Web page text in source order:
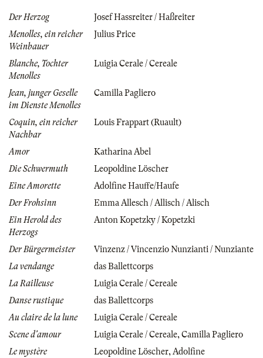
Der Herzog
Josef Hassreiter / Haßreiter
Menolles, ein reicher
Weinbauer
Julius Price
Blanche, Tochter
Menolles
Luigia Cerale / Cereale
Jean, junger Geselle
im Dienste Menolles
Camilla Pagliero
Coquin, ein reicher
Nachbar
Louis Frappart (Ruault)
Amor
Katharina Abel
Die Schwermuth
Leopoldine Löscher
Eine Amorette
Adolfine Hauffe/Haufe
Der Frohsinn
Emma Allesch / Allisch / Alisch
Ein Herold des
Herzogs
Anton Kopetzky / Kopetzki
Der Bürgermeister
Vinzenz / Vincenzio Nunzianti / Nunziante
La vendange
das Ballettcorps
La Railleuse
Luigia Cerale / Cereale
Danse rustique
das Ballettcorps
Au claire de la lune
Luigia Cerale / Cereale
Scene d'amour
Luigia Cerale / Cereale, Camilla Pagliero
Le mystère
Leopoldine Löscher, Adolfine